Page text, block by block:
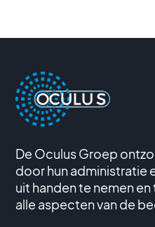
De Oculus Groep
door hun administratie
uit handen te nemen
alle aspecten van de